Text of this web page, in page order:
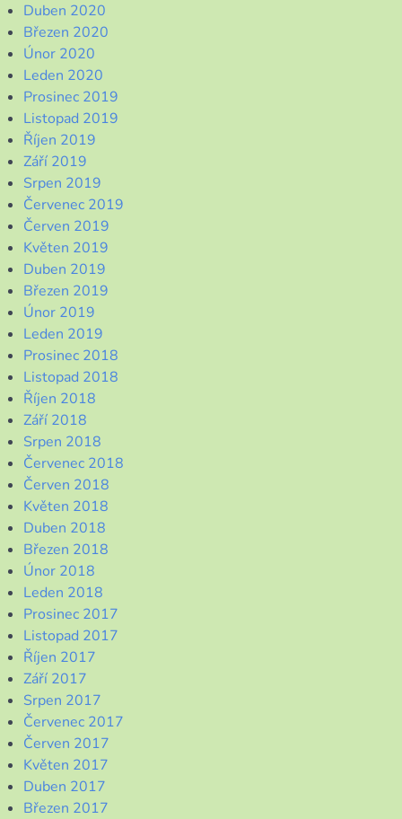
Duben 2020
Březen 2020
Únor 2020
Leden 2020
Prosinec 2019
Listopad 2019
Říjen 2019
Září 2019
Srpen 2019
Červenec 2019
Červen 2019
Květen 2019
Duben 2019
Březen 2019
Únor 2019
Leden 2019
Prosinec 2018
Listopad 2018
Říjen 2018
Září 2018
Srpen 2018
Červenec 2018
Červen 2018
Květen 2018
Duben 2018
Březen 2018
Únor 2018
Leden 2018
Prosinec 2017
Listopad 2017
Říjen 2017
Září 2017
Srpen 2017
Červenec 2017
Červen 2017
Květen 2017
Duben 2017
Březen 2017